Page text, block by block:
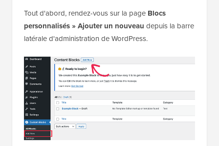
Tout d'abord, rendez-vous sur la page Blocs
personnalisés » Ajouter un nouveau depuis la barre
latérale d'administration de WordPress.